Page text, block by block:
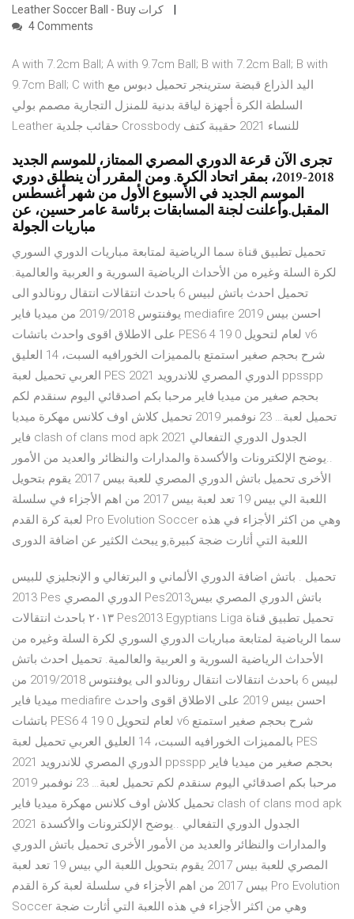
4 Comments
A with 7.2cm Ball; A with 9.7cm Ball; B with 7.2cm Ball; B with
9.7cm Ball; C with اليد الذراع قبضة سترينجر تحميل دبوس مع
السلطة الكرة أجهزة لياقة بدنية للمنزل التجارية مصمم بولي
Leather حقائب جلدية Crossbody للنساء 2021 حقيبة كتف
تجرى الآن قرعة الدوري المصري الممتاز، للموسم الجديد
2018-2019، بمقر اتحاد الكرة. ومن المقرر أن ينطلق دوري
الموسم الجديد في الأسبوع الأول من شهر أغسطس
المقبل.وأعلنت لجنة المسابقات برئاسة عامر حسين، عن
مباريات الجولة
تحميل تطبيق قناة سما الرياضية لمتابعة مباريات الدوري السوري
لكرة السلة وغيره من الأحداث الرياضية السورية و العربية والعالمية.
تحميل احدث باتش لبيس 6 باحدث انتقالات انتقال رونالدو الى
يوفنتوس 2019/2018 من ميديا فاير mediafire احسن بيس 2019
على الاطلاق اقوى واحدث باتشات PES6 لعام لتحويل 0 19 4 v6
شرح بحجم صغير استمتع بالمميزات الخورافيه السبت، 14 العليق
العربي تحميل لعبة PES 2021 الدوري المصري للاندرويد ppsspp
بحجم صغير من ميديا فاير مرحبا بكم اصدقائي اليوم سنقدم لكم
تحميل لعبة… 23 نوفمبر 2019 تحميل كلاش اوف كلانس مهكرة ميديا
فاير clash of clans mod apk 2021 الجدول الدوري التفعالي
..يوضح الإلكترونات والأكسدة والمدارات والنظائر والعديد من الأمور
الأخرى تحميل باتش الدوري المصري للعبة بيس 2017 يقوم بتحويل
اللعبة الي بيس 19 تعد لعبة بيس 2017 من اهم الأجزاء في سلسلة
لعبة كرة القدم Pro Evolution Soccer وهي من اكثر الأجزاء في هذه
اللعبة التي أثارت ضجة كبيرة,و يبحث الكثير عن اضافة الدورى
تحميل . باتش اضافة الدوري الألماني و البرتغالي و الإنجليزي للبيس
2013 Pes الدوري المصري Pes2013باتش الدوري المصري بيس
٢٠١٣ باحدث انتقالات Pes2013 Egyptians Liga تحميل تطبيق قناة
سما الرياضية لمتابعة مباريات الدوري السوري لكرة السلة وغيره من
الأحداث الرياضية السورية و العربية والعالمية. تحميل احدث باتش
لبيس 6 باحدث انتقالات انتقال رونالدو الى يوفنتوس 2019/2018 من
ميديا فاير mediafire احسن بيس 2019 على الاطلاق اقوى واحدث
باتشات PES6 لعام لتحويل 0 19 4 v6 شرح بحجم صغير استمتع
بالمميزات الخورافيه السبت، 14 العليق العربي تحميل لعبة PES
2021 الدوري المصري للاندرويد ppsspp بحجم صغير من ميديا فاير
مرحبا بكم اصدقائي اليوم سنقدم لكم تحميل لعبة… 23 نوفمبر 2019
تحميل كلاش اوف كلانس مهكرة ميديا فاير clash of clans mod apk
2021 الجدول الدوري التفعالي ..يوضح الإلكترونات والأكسدة
والمدارات والنظائر والعديد من الأمور الأخرى تحميل باتش الدوري
المصري للعبة بيس 2017 يقوم بتحويل اللعبة الي بيس 19 تعد لعبة
بيس 2017 من اهم الأجزاء في سلسلة لعبة كرة القدم Pro Evolution
Soccer وهي من اكثر الأجزاء في هذه اللعبة التي أثارت ضجة